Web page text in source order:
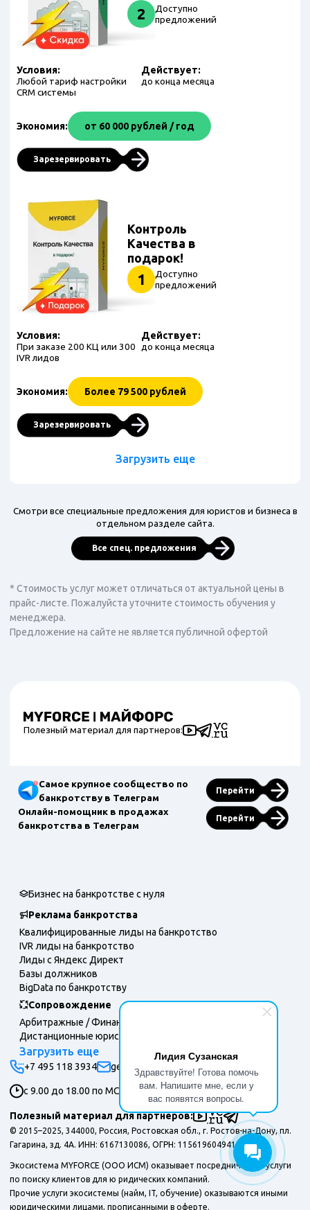
Лидия Сузанская
Здравствуйте! Готова помочь
вам. Напишите мне, если у
вас появятся вопросы.
2
Доступно
предложений
Условия:
Любой тариф настройки
CRM системы
Действует:
до конца месяца
Экономия: от 60 000 рублей / год
Зарезервировать
Контроль
Качества в
подарок!
1
Доступно
предложений
Условия:
При заказе 200 КЦ или 300
IVR лидов
Действует:
до конца месяца
Экономия: Более 79 500 рублей
Зарезервировать
Загрузить еще
Смотри все специальные предложения для юристов и бизнеса в
отдельном разделе сайта.
Все спец. предложения
* Стоимость услуг может отличаться от актуальной цены в
прайс-листе. Пожалуйста уточните стоимость обучения у
менеджера.
Предложение на сайте не является публичной офертой
Полезный материал для партнеров:
Самое крупное сообщество по
банкротству в Телеграм
Перейти
Онлайн-помощник в продажах
банкротства в Телеграм
Перейти
Бизнес на банкротстве с нуля
Реклама банкротства
Квалифицированные лиды на банкротство
IVR лиды на банкротство
Лиды с Яндекс Директ
Базы должников
BigData по банкротству
Сопровождение
Арбитражные / Финансовые управляющие
Дистанционные юристы
Загрузить еще
+7 495 118 3934 general@myforce.ru
с 9.00 до 18.00 по МСК, пн-пт.
Полезный материал для партнеров:
© 2015–2025, 344000, Россия, Ростовская обл., г. Ростов-на-Дону, пл.
Гагарина, зд. 4А. ИНН: 6167130086, ОГРН: 1156196049415.
Экосистема MYFORCE (ООО ИСМ) оказывает посреднические услуги
по поиску клиентов для ю ридических компаний.
Прочие услуги экосистемы (найм, IT, обучение) оказываются иными
юридическими лицами, прописанными в оферте.